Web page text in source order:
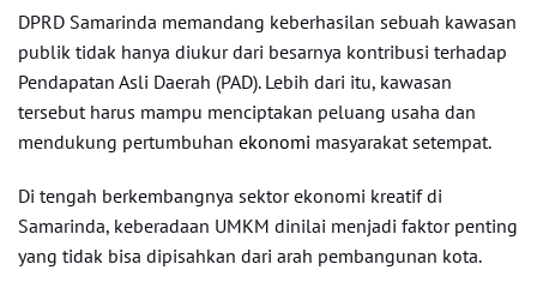
DPRD Samarinda memandang keberhasilan sebuah kawasan
publik tidak hanya diukur dari besarnya kontribusi terhadap
Pendapatan Asli Daerah (PAD). Lebih dari itu, kawasan
tersebut harus mampu menciptakan peluang usaha dan
mendukung pertumbuhan ekonomi masyarakat setempat.
Di tengah berkembangnya sektor ekonomi kreatif di
Samarinda, keberadaan UMKM dinilai menjadi faktor penting
yang tidak bisa dipisahkan dari arah pembangunan kota.